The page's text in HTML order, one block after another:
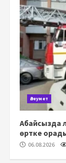
Әлеумет
Абайсызда
өртке
06.08.2026